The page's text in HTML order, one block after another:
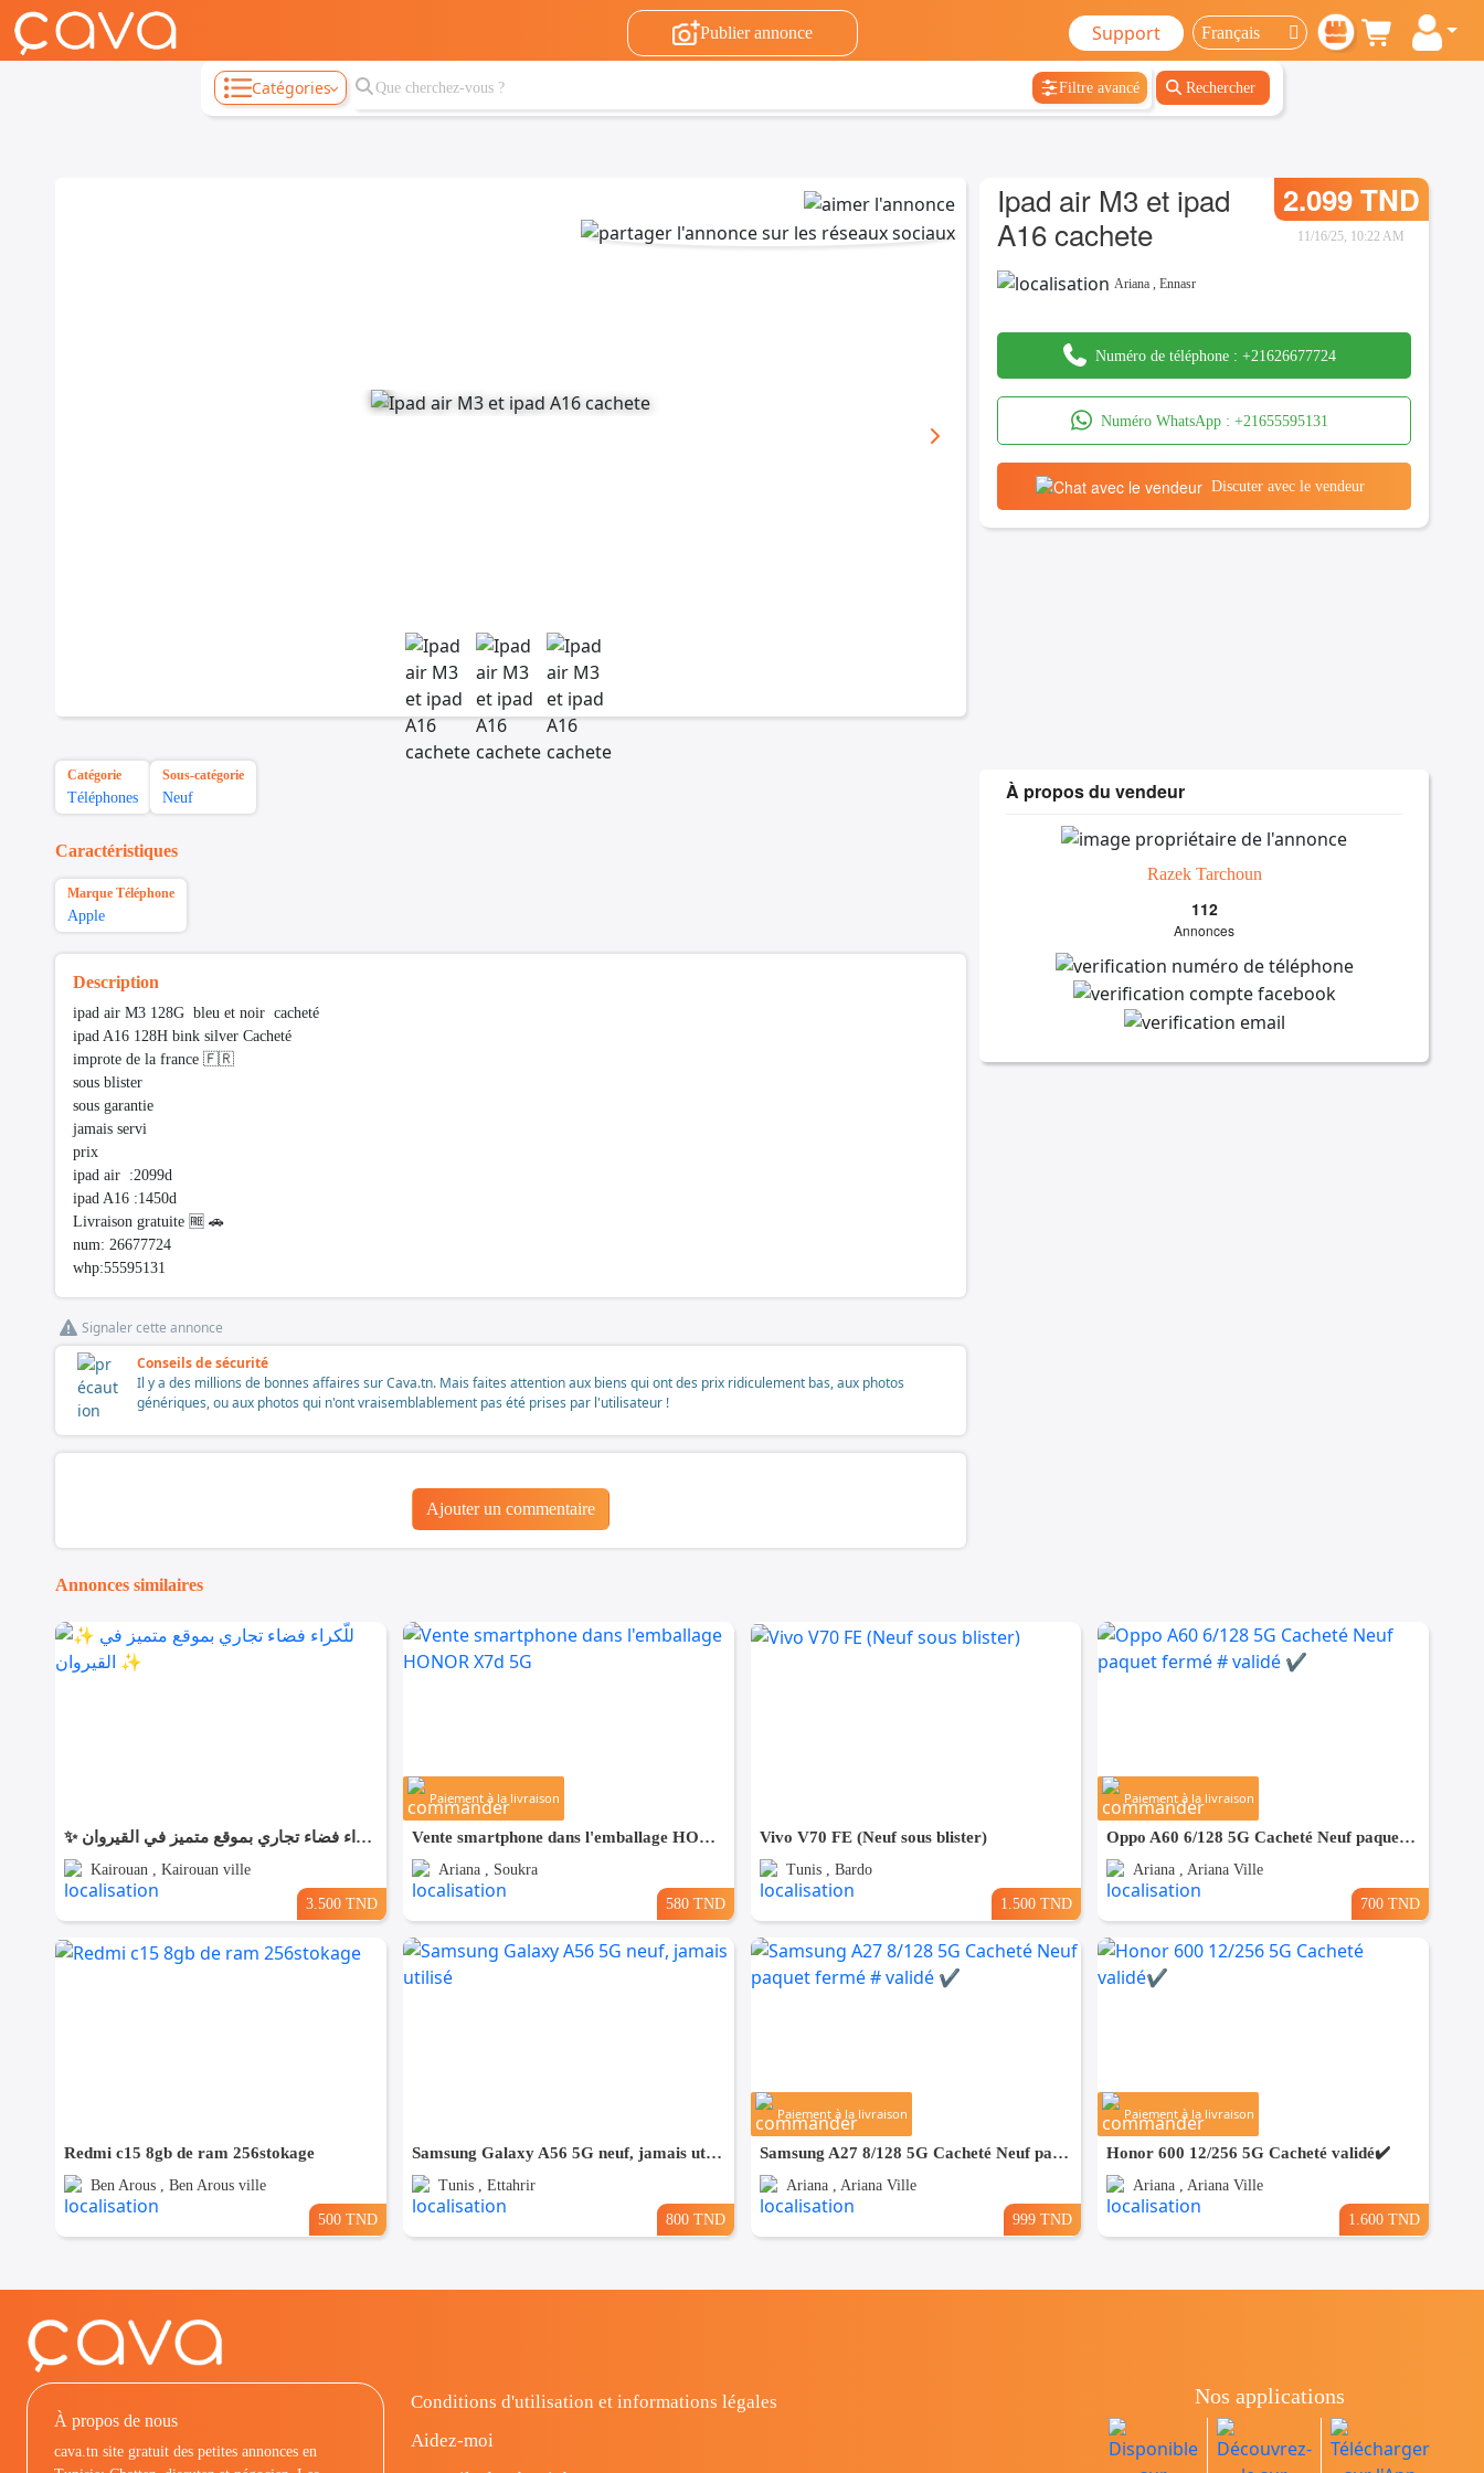
Publier annonce Support
Catégories Filtre avancé Rechercher
Ipad air M3 et ipad
A16 cachete
2.099 TND
11/16/25, 10:22 AM
Ariana ,Ennasr
Numéro de téléphone :+21626677724
Numéro WhatsApp : +21655595131
Discuter avec le vendeur
Catégorie
Téléphones
Sous-catégorie
Neuf
Caractéristiques
Marque Téléphone
Apple
Description
ipad air M3 128G bleu et noir cacheté
ipad A16 128H bink silver Cacheté
improte de la france 🇫🇷
sous blister
sous garantie
jamais servi
prix
ipad air :2099d
ipad A16 :1450d
Livraison gratuite 🆓 🚗
num: 26677724
whp:55595131
Signaler cette annonce
Conseils de sécurité
Il y a des millions de bonnes affaires sur Cava.tn. Mais faites attention aux biens qui ont des prix ridiculement bas, aux photos
génériques, ou aux photos qui n'ont vraisemblablement pas été prises par l'utilisateur !
Ajouter un commentaire
À propos du vendeur
Razek Tarchoun
112
Annonces
Annonces similaires
✨ للّكراء فضاء تجاري بموقع متميز في القيروان ✨
Kairouan , Kairouan ville
3.500 TND
Paiement à la livraison
Vente smartphone dans l'emballage HONOR X7d 5G
Ariana , Soukra
580 TND
Vivo V70 FE (Neuf sous blister)
Tunis , Bardo
1.500 TND
Paiement à la livraison
Oppo A60 6/128 5G Cacheté Neuf paquet fermé # validé ✔️
Ariana , Ariana Ville
700 TND
Redmi c15 8gb de ram 256stokage
Ben Arous , Ben Arous ville
500 TND
Samsung Galaxy A56 5G neuf, jamais utilisé
Tunis , Ettahrir
800 TND
Paiement à la livraison
Samsung A27 8/128 5G Cacheté Neuf paquet fermé # validé ✔️
Ariana , Ariana Ville
999 TND
Paiement à la livraison
Honor 600 12/256 5G Cacheté validé✔️
Ariana , Ariana Ville
1.600 TND
À propos de nous
cava.tn site gratuit des petites annonces en
Conditions d'utilisation et informations légales
Aidez-moi
Nos applications